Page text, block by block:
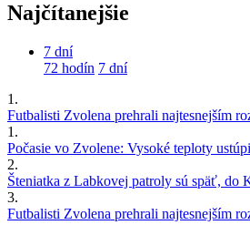
Najčítanejšie
7 dní
72 hodín 7 dní
1.
Futbalisti Zvolena prehrali najtesnejším
1.
Počasie vo Zvolene: Vysoké teploty
2.
Šteniatka z Labkovej patroly sú späť, do
3.
Futbalisti Zvolena prehrali najtesnejším